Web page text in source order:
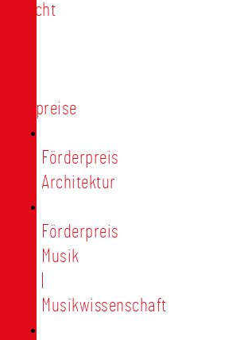
Übersicht
Förderpreise
Förderpreis
Architektur
Förderpreis
Musik
Musikwissenschaft